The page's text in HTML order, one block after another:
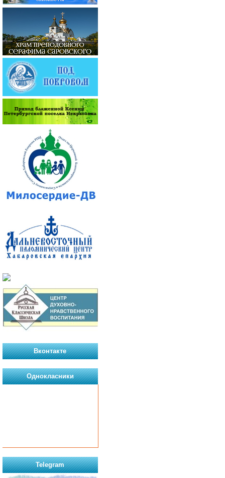
Вконтакте
Однокласники
Telegram